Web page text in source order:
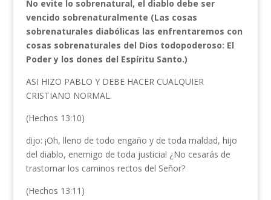
No evite lo sobrenatural, el diablo debe ser
vencido sobrenaturalmente (Las cosas
sobrenaturales diabólicas las enfrentaremos con
cosas sobrenaturales del Dios todopoderoso: El
Poder y los dones del Espíritu Santo.)
ASI HIZO PABLO Y DEBE HACER CUALQUIER
CRISTIANO NORMAL.
(Hechos 13:10)
dijo: ¡Oh, lleno de todo engaño y de toda maldad, hijo
del diablo, enemigo de toda justicia! ¿No cesarás de
trastornar los caminos rectos del Señor?
(Hechos 13:11)